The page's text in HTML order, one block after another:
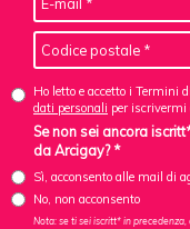
Ho letto e accetto i Termini
dati personali per
Se non sei ancora
da Arcigay? *
Sì, acconsento alle mail di
No, non acconsento
Nota: se ti sei iscritt* in